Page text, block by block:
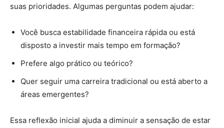
suas prioridades. Algumas perguntas podem ajudar:
Você busca estabilidade financeira rápida ou está
disposto a investir mais tempo em formação?
Prefere algo prático ou teórico?
Quer seguir uma carreira tradicional ou está aberto a
áreas emergentes?
Essa reflexão inicial ajuda a diminuir a sensação de estar